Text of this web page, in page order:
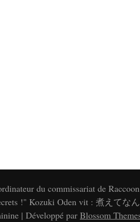
du commissariat de
!" Kozuki Oden vit : 煮えてな
| Développé par Blossom